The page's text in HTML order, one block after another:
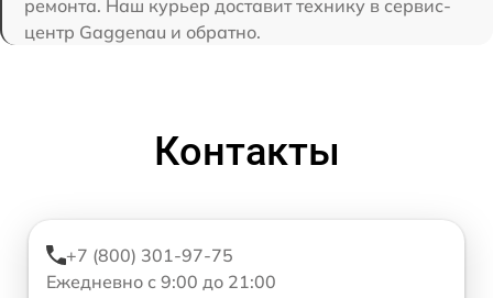
ремонта. Наш курьер доставит технику в сервис-
центр Gaggenau и обратно.
Контакты
+7 (800) 301-97-75
Ежедневно с 9:00 до 21:00